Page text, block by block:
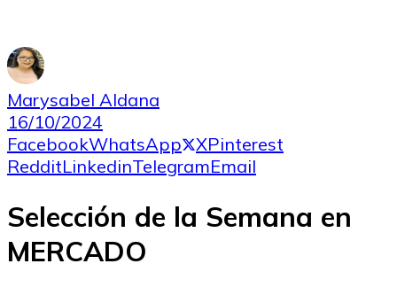
Marysabel Aldana
16/10/2024
FacebookWhatsApp XPinterest
RedditLinkedinTelegramEmail
Selección de la Semana en
MERCADO